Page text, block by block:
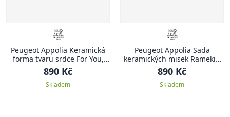
Peugeot Appolia Keramická
forma tvaru srdce For You,
červená
890 Kč
Skladem
Peugeot Appolia Sada
keramických misek Ramekin
For You, 2 ks, červená
890 Kč
Skladem